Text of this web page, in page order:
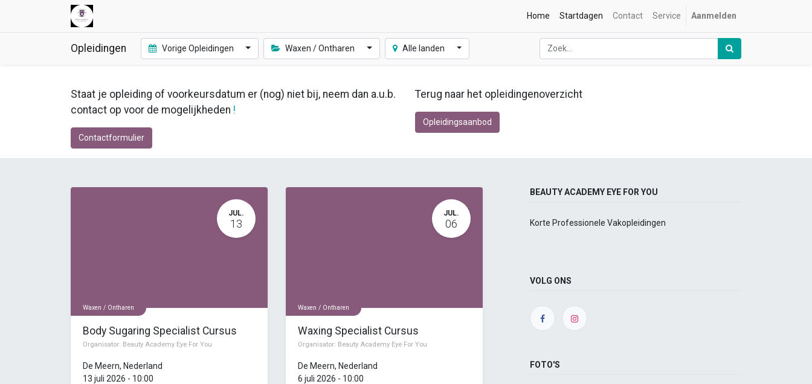
Home Startdagen Contact Service Aanmelden
Opleidingen Vorige Opleidingen Waxen / Ontharen Alle landen
Staat je opleiding of voorkeursdatum er (nog) niet bij, neem dan a.u.b.
contact op voor de mogelijkheden !
Contactformulier
Terug naar het opleidingenoverzicht
Opleidingsaanbod
JUL.
13
Waxen / Ontharen
Body Sugaring Specialist Cursus
Organisator: Beauty Academy Eye For You
De Meern, Nederland
13 juli 2026 - 10:00
JUL.
06
Waxen / Ontharen
Waxing Specialist Cursus
Organisator: Beauty Academy Eye For You
De Meern, Nederland
6 juli 2026 - 10:00
BEAUTY ACADEMY EYE FOR YOU
Korte Professionele Vakopleidingen
VOLG ONS
FOTO'S